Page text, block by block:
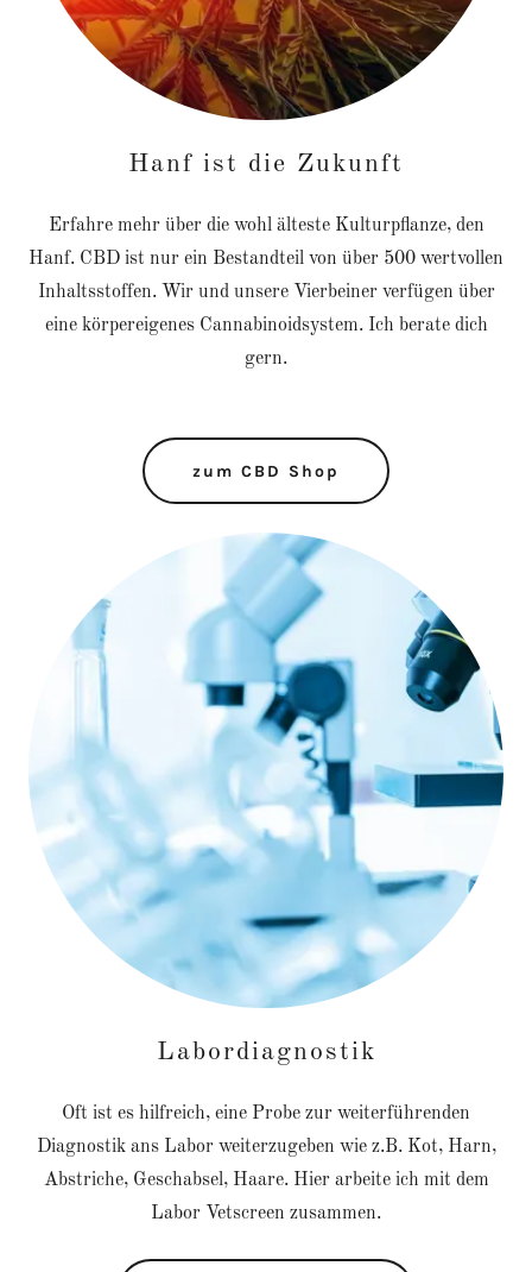
Hanf ist die Zukunft
Erfahre mehr über die wohl älteste Kulturpflanze, den
Hanf. CBD ist nur ein Bestandteil von über 500 wertvollen
Inhaltsstoffen. Wir und unsere Vierbeiner verfügen über
eine körpereigenes Cannabinoidsystem. Ich berate dich
gern.
zum CBD Shop
Labordiagnostik
Oft ist es hilfreich, eine Probe zur weiterführenden
Diagnostik ans Labor weiterzugeben wie z.B. Kot, Harn,
Abstriche, Geschabsel, Haare. Hier arbeite ich mit dem
Labor Vetscreen zusammen.